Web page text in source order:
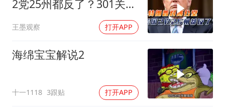
2党25州都反了？301关税
王墨观察 打开APP
海绵宝宝解说2
十一1118 3跟贴 打开APP